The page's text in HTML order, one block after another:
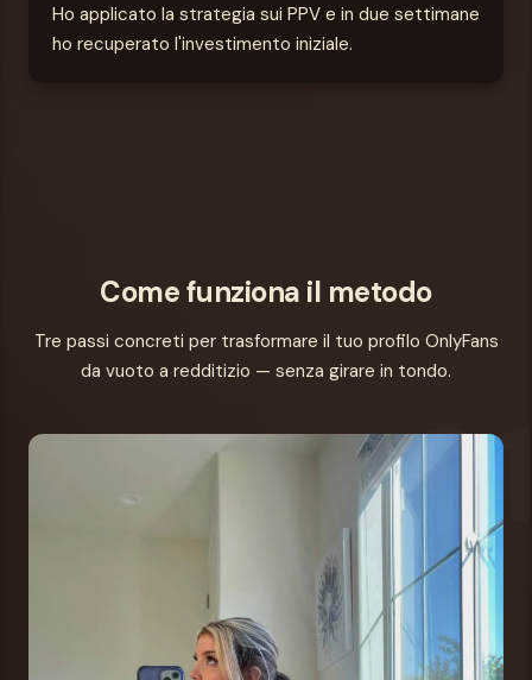
Ho applicato la strategia sui PPV e in due settimane
ho recuperato l'investimento iniziale.
Come funziona il metodo
Tre passi concreti per trasformare il tuo profilo OnlyFans
da vuoto a redditizio — senza girare in tondo.